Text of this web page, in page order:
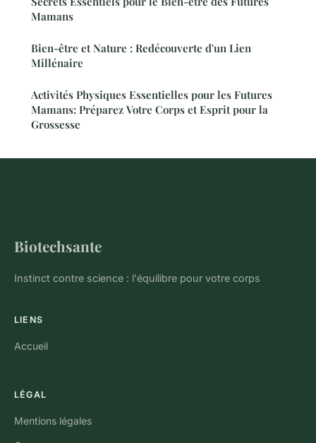
Mamans
Bien-être et Nature : Redécouverte d'un Lien
Millénaire
Activités Physiques Essentielles pour les Futures
Mamans: Préparez Votre Corps et Esprit pour la
Grossesse
Biotechsante
Instinct contre science : l'équilibre pour votre corps
LIENS
Accueil
LÉGAL
Mentions légales